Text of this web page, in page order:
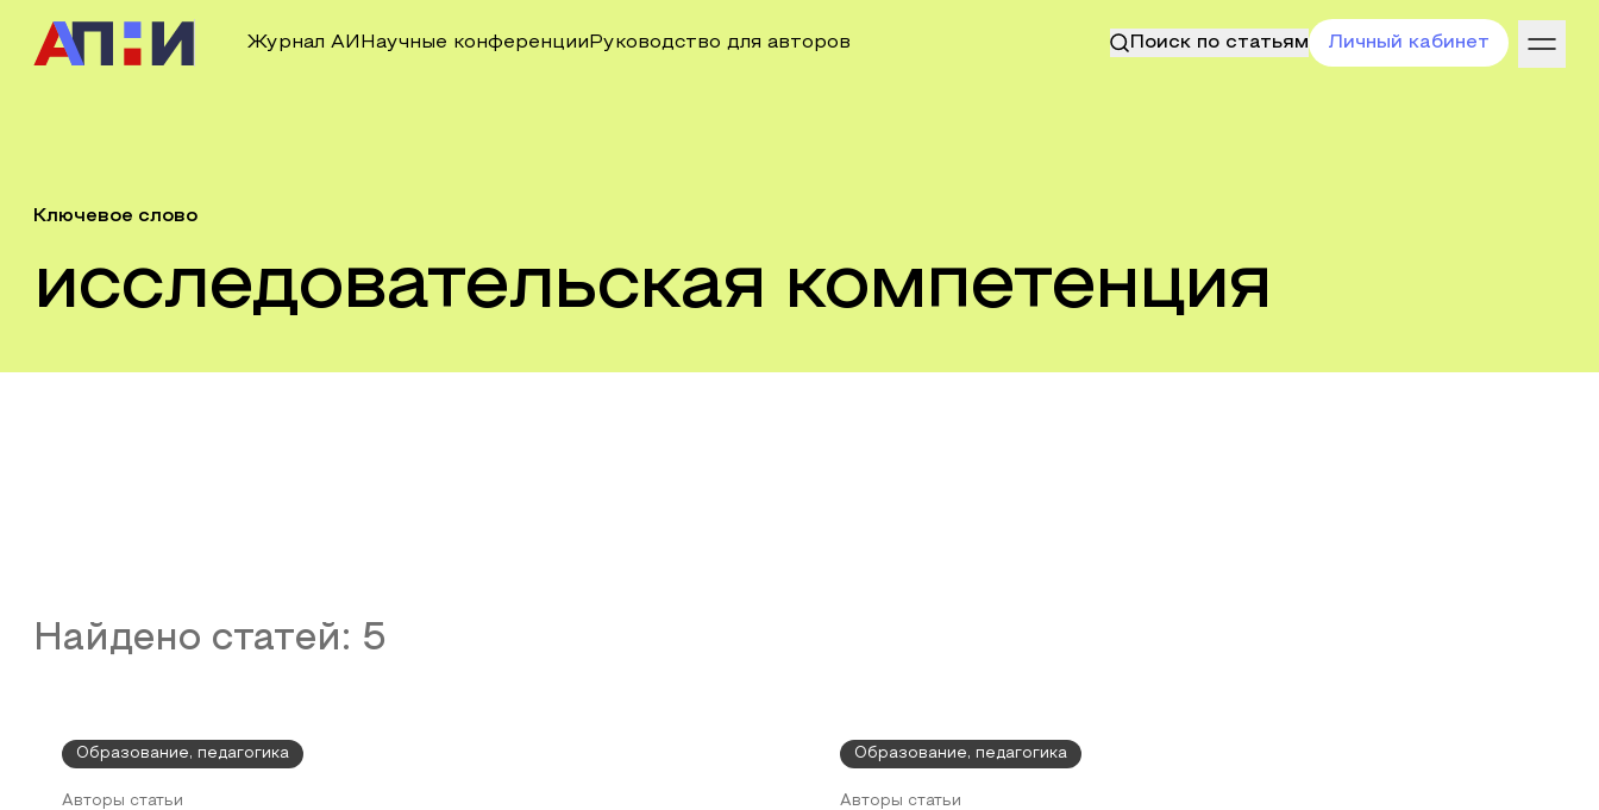
Журнал АИ Научные конференции Руководство для авторов Поиск по статьям Личный кабинет
Ключевое слово
исследовательская компетенция
Найдено статей: 5
Образование, педагогика
Авторы статьи
Образование, педагогика
Авторы статьи